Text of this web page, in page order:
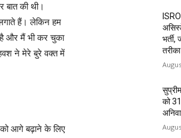
की थी।
हैं। लेकिन हम
है और मैं भी कर चुका
ने मेरे बुरे वक्त में
आगे बढ़ाने के लिए
तरीका
को